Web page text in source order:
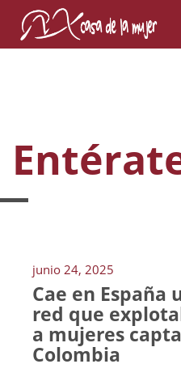
junio 24, 2025
Cae en España
red que
a mujeres
Colombia